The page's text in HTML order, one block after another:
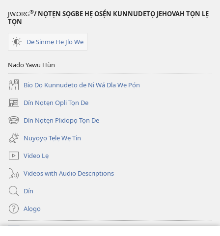
JW.ORG®/ NỌTẸN SỌGBE HẸ OSẸ́N KUNNUDETỌ JEHOVAH TỌN LẸ
TỌN
De Sinmẹ He Jlo We
Nado Yawu Hùn
Biọ Dọ Kunnudetọ de Ni Wá Dla We Pọ́n
Dín Nọtẹn Opli Tọn De
(opens
new
window)
Dín Nọtẹn Plidopọ Tọn De
(opens
new
window)
Nuyọyọ Tẹlẹ Wẹ Tin
Video Lẹ
Videos with Audio Descriptions
Dín
Alọgọ